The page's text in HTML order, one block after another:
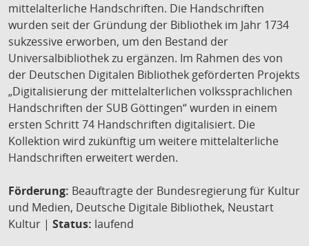
mittelalterliche Handschriften. Die Handschriften
wurden seit der Gründung der Bibliothek im Jahr 1734
sukzessive erworben, um den Bestand der
Universalbibliothek zu ergänzen. Im Rahmen des von
der Deutschen Digitalen Bibliothek geförderten Projekts
„Digitalisierung der mittelalterlichen volkssprachlichen
Handschriften der SUB Göttingen“ wurden in einem
ersten Schritt 74 Handschriften digitalisiert. Die
Kollektion wird zukünftig um weitere mittelalterliche
Handschriften erweitert werden.
Förderung: Beauftragte der Bundesregierung für Kultur
und Medien, Deutsche Digitale Bibliothek, Neustart
Kultur | Status: laufend